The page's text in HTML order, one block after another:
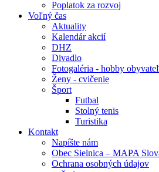
Poplatok za rozvoj
Voľný čas
Aktuality
Kalendár akcií
DHZ
Divadlo
Fotogaléria - hobby
Ženy - cvičenie
Šport
Futbal
Stolný tenis
Turistika
Kontakt
Napíšte nám
Obec Sielnica – MAPA
Ochrana osobných údajov